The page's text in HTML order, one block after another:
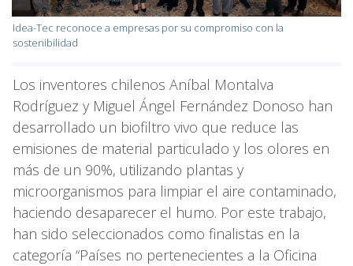
Idea-Tec reconoce a empresas por su compromiso con la
sostenibilidad
Los inventores chilenos Aníbal Montalva
Rodríguez y Miguel Ángel Fernández Donoso han
desarrollado un biofiltro vivo que reduce las
emisiones de material particulado y los olores en
más de un 90%, utilizando plantas y
microorganismos para limpiar el aire contaminado,
haciendo desaparecer el humo. Por este trabajo,
han sido seleccionados como finalistas en la
categoría “Países no pertenecientes a la Oficina